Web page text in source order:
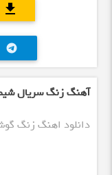
download
telegram
آهنگ زنگ سریال
دانلود اهنگ زنگ